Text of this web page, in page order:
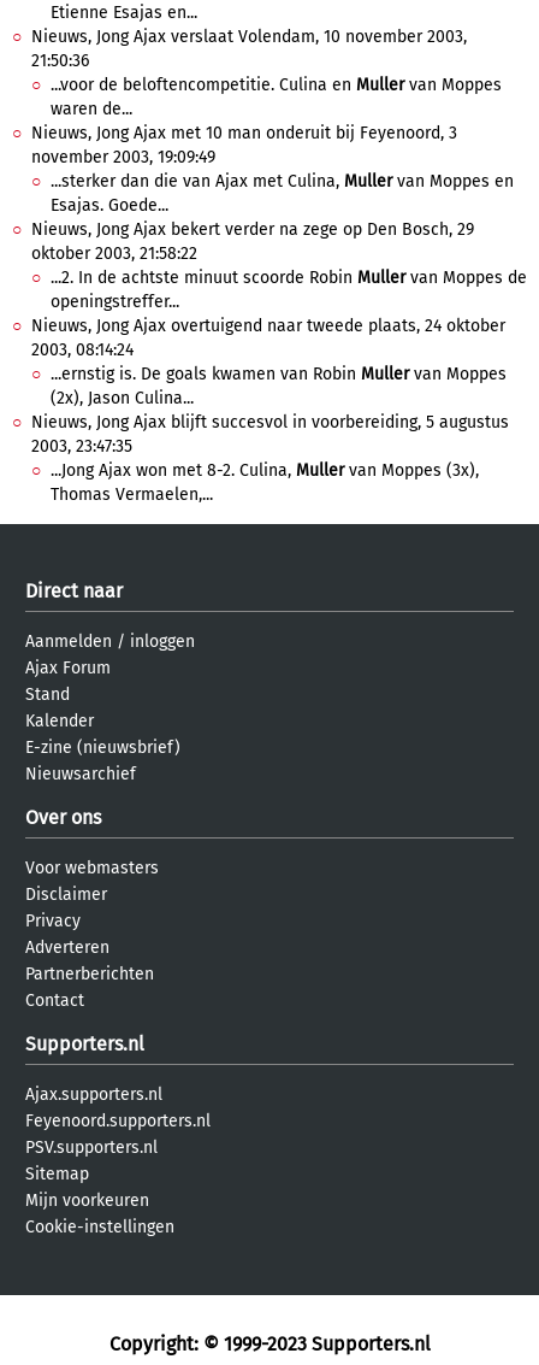
Etienne Esajas en...
Nieuws, Jong Ajax verslaat Volendam, 10 november 2003,
21:50:36
...voor de beloftencompetitie. Culina en Mullervan Moppes
waren de...
Nieuws, Jong Ajax met 10 man onderuit bij Feyenoord, 3
november 2003, 19:09:49
...sterker dan die van Ajax met Culina, Mullervan Moppes en
Esajas. Goede...
Nieuws, Jong Ajax bekert verder na zege op Den Bosch, 29
oktober 2003, 21:58:22
...2. In de achtste minuut scoorde Robin Mullervan Moppes de
openingstreffer...
Nieuws, Jong Ajax overtuigend naar tweede plaats, 24 oktober
2003, 08:14:24
...ernstig is. De goals kwamen van Robin Mullervan Moppes
(2x), Jason Culina...
Nieuws, Jong Ajax blijft succesvol in voorbereiding, 5 augustus
2003, 23:47:35
...Jong Ajax won met 8-2. Culina, Mullervan Moppes (3x),
Thomas Vermaelen,...
Direct naar
Aanmelden / inloggen
Ajax Forum
Stand
Kalender
E-zine (nieuwsbrief)
Nieuwsarchief
Over ons
Voor webmasters
Disclaimer
Privacy
Adverteren
Partnerberichten
Contact
Supporters.nl
Ajax.supporters.nl
Feyenoord.supporters.nl
PSV.supporters.nl
Sitemap
Mijn voorkeuren
Cookie-instellingen
Copyright: © 1999-2023 Supporters.nl